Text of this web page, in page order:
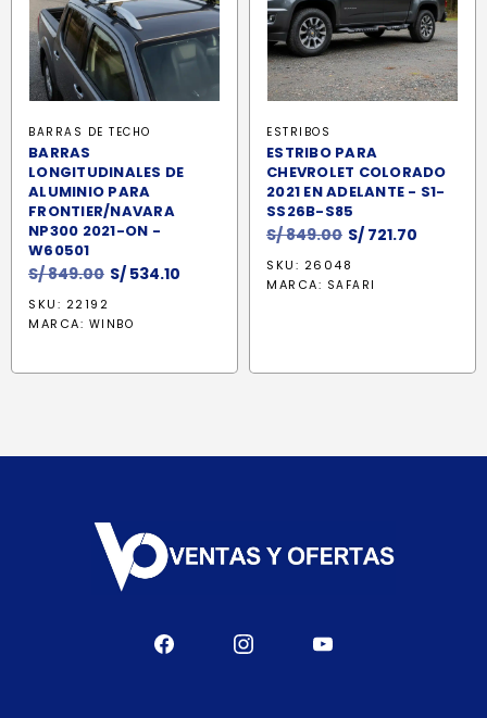
BARRAS DE TECHO
BARRAS
LONGITUDINALES DE
ALUMINIO PARA
FRONTIER/NAVARA
NP300 2021-ON -
W60501
S/849.00 El
original
S/ 534.10
SKU: 22192
MARCA: WINBO
ESTRIBOS
ESTRIBO PARA
CHEVROLET COLORADO
2021 EN ADELANTE - S1-
SS26B-S85
S/849.00 El
precio
original
S/ 721.70
SKU: 26048
MARCA: SAFARI